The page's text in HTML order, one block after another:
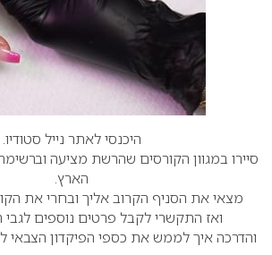
היכנסי לאתר נייל סטודיו.
סיירו במגוון הקורסים שהרשת מציעה
הארץ.
מצאי את הסניף הקרוב אליך ובחרי את
ואז התקשרי לקבל פרטים נוספים
והדרכה איך לממש את כספי הפיקדון הצבאי